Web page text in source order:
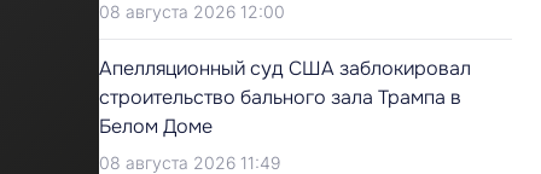
08 августа 2026 12:00
Апелляционный суд США заблокировал
строительство бального зала Трампа в
Белом Доме
08 августа 2026 11:49